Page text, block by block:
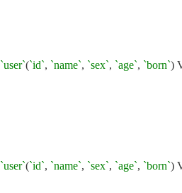
`user`(`id`, `name`, `sex`, `age`, `born`)
`user`(`id`, `name`, `sex`, `age`, `born`)